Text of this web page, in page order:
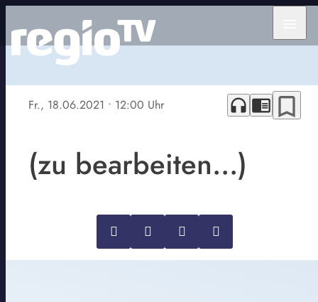
Fr., 18.06.2021 • 12:00 Uhr headphones chrome_reader_mode bookmark_border
(zu bearbeiten...)